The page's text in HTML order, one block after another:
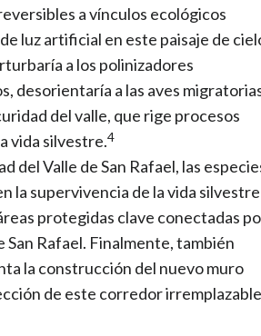
a vínculos ecológicos
luz artificial en este paisaje de
a los polinizadores
desorientaría a las aves
del valle, que rige procesos
vida silvestre.4
del Valle de San Rafael, las
la supervivencia de la vida silvestre
protegidas clave conectadas
Rafael. Finalmente, también
la construcción del nuevo muro
de este corredor irremplazable